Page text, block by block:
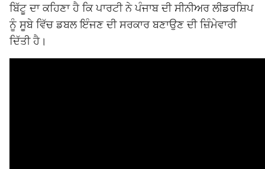
ਬਿੱਟੂ ਦਾ ਕਹਿਣਾ ਹੈ ਕਿ ਪਾਰਟੀ ਨੇ ਪੰਜਾਬ ਦੀ ਸੀਨੀਅਰ ਲੀਡਰਸ਼ਿਪ
ਨੂੰ ਸੂਬੇ ਵਿੱਚ ਡਬਲ ਇੰਜਣ ਦੀ ਸਰਕਾਰ ਬਣਾਉਣ ਦੀ ਜ਼ਿੰਮੇਵਾਰੀ
ਦਿੱਤੀ ਹੈ।